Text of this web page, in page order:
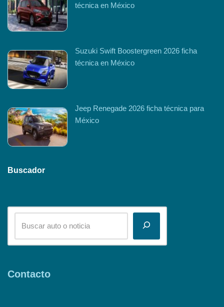
técnica en México
Suzuki Swift Boostergreen 2026 ficha
técnica en México
Jeep Renegade 2026 ficha técnica para
México
Buscador
Contacto